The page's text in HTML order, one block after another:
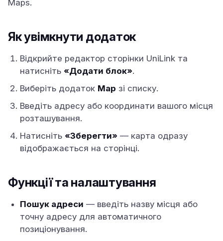
Maps.
Як увімкнути додаток
Відкрийте редактор сторінки UniLink та
натисніть «Додати блок».
Виберіть додаток Map зі списку.
Введіть адресу або координати вашого місця
розташування.
Натисніть «Зберегти» — карта одразу
відображається на сторінці.
Функції та налаштування
Пошук адреси — введіть назву місця або
точну адресу для автоматичного
позиціонування.